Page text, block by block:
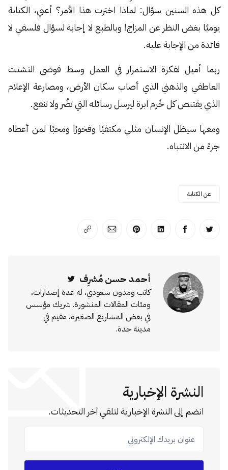
كل هذه السنين سؤال: لماذا اخترت هذا الأمر؟ أعني، الكتابة
يوميًا بغض النظر عن المزاج! وبالطبع لا إجابة لسؤال فلسفي لا
فائدة من الإجابة عليه.
ربما أميل لفكرة الاستمرار في العمل وسط فوضى التشتت
العاطفي والذهني الذي أصاب سكان الأرض، ومصارعة الإعلام
الذي يقتنص كل خُرم ابرة ليرسل رسائله التي تضُر ولا تنفع.
ومعها سيظل الإنسان مثلي مكتفيًا وفخورًا ومحبًا لمن أعطاه
جزءً من الانتباه.
عن الكتابة
انشر على تويترانشر على الفيسبوك
انشر على لينكد إن
انشر على بينترست
انشر على الإيميل
انسخ الرابط
أحمد حسن مُشرِف
كاتب ومدون سعودي، له عدة إصدارات،
ومئات المقالات المنشورة. شريك مؤسس
في بعض المشاريع الصغيرة، مقيم في
مدينة جدة.
النشرة الإخبارية
انضم إلى النشرة الإخبارية لتلقي آخر التحديثات.
عنوان بريدك الإلكتروني